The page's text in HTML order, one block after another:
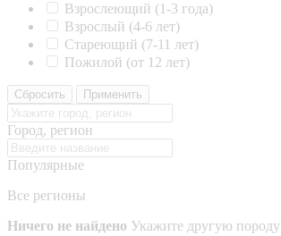
Взрослеющий (1-3 года)
Взрослый (4-6 лет)
Стареющий (7-11 лет)
Пожилой (от 12 лет)
Сбросить Применить
Город, регион
Популярные
Все регионы
Ничего не найдено Укажите другую породу